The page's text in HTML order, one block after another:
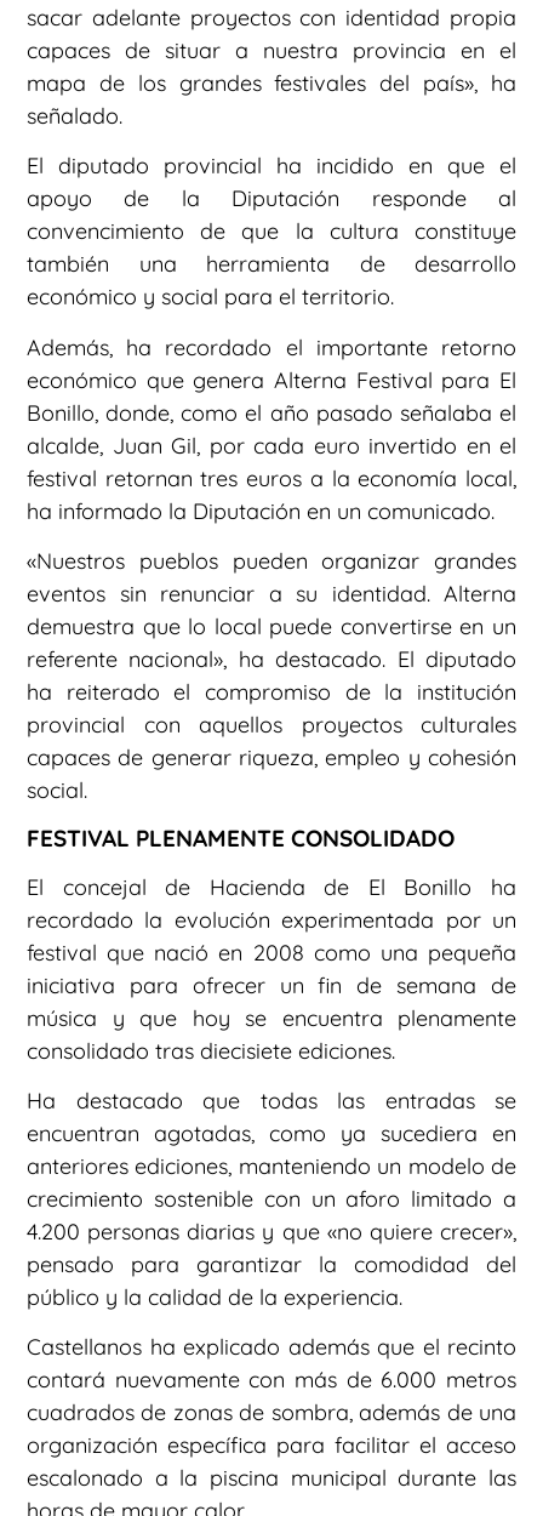
sacar adelante proyectos con identidad propia
capaces de situar a nuestra provincia en el
mapa de los grandes festivales del país», ha
señalado.
El diputado provincial ha incidido en que el
apoyo de la Diputación responde al
convencimiento de que la cultura constituye
también una herramienta de desarrollo
económico y social para el territorio.
Además, ha recordado el importante retorno
económico que genera Alterna Festival para El
Bonillo, donde, como el año pasado señalaba el
alcalde, Juan Gil, por cada euro invertido en el
festival retornan tres euros a la economía local,
ha informado la Diputación en un comunicado.
«Nuestros pueblos pueden organizar grandes
eventos sin renunciar a su identidad. Alterna
demuestra que lo local puede convertirse en un
referente nacional», ha destacado. El diputado
ha reiterado el compromiso de la institución
provincial con aquellos proyectos culturales
capaces de generar riqueza, empleo y cohesión
social.
FESTIVAL PLENAMENTE CONSOLIDADO
El concejal de Hacienda de El Bonillo ha
recordado la evolución experimentada por un
festival que nació en 2008 como una pequeña
iniciativa para ofrecer un fin de semana de
música y que hoy se encuentra plenamente
consolidado tras diecisiete ediciones.
Ha destacado que todas las entradas se
encuentran agotadas, como ya sucediera en
anteriores ediciones, manteniendo un modelo de
crecimiento sostenible con un aforo limitado a
4.200 personas diarias y que «no quiere crecer»,
pensado para garantizar la comodidad del
público y la calidad de la experiencia.
Castellanos ha explicado además que el recinto
contará nuevamente con más de 6.000 metros
cuadrados de zonas de sombra, además de una
organización específica para facilitar el acceso
escalonado a la piscina municipal durante las